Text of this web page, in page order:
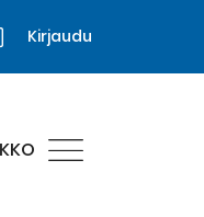
Kirjaudu